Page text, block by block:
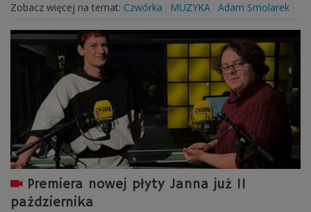
Zobacz więcej na temat: Czwórka MUZYKA Adam Smolarek
Premiera nowej płyty Janna już 11
października